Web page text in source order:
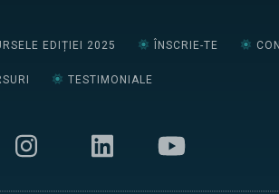
EDIȚIEI 2025 ÎNSCRIE-TE
TESTIMONIALE